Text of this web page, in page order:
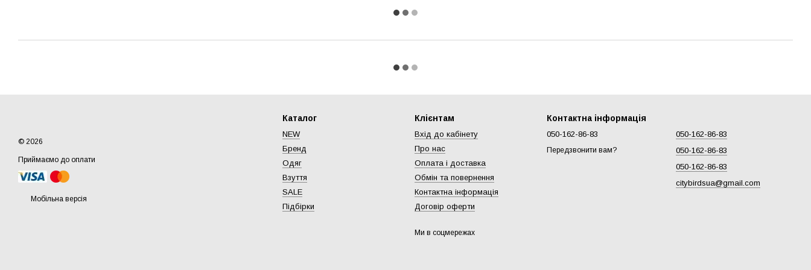
© 2026
Приймаємо до оплати
Мобільна версія
Каталог
NEW
Бренд
Одяг
Взуття
SALE
Підбірки
Клієнтам
Вхід до кабінету
Про нас
Оплата і доставка
Обмін та повернення
Контактна інформація
Договір оферти
Ми в соцмережах
Контактна інформація
050-162-86-83
Передзвонити вам?
050-162-86-83
050-162-86-83
050-162-86-83
citybirdsua@gmail.com